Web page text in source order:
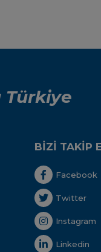
Türkiye
BİZİ TAKİP
Facebook
Twitter
Instagram
Linkedin